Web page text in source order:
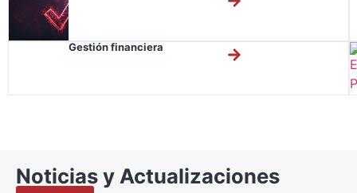
Gestión financiera
Noticias y Actualizaciones